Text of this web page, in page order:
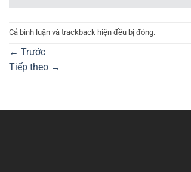
Cả bình luận và trackback hiện đều bị đóng.
← Trước
Tiếp theo →